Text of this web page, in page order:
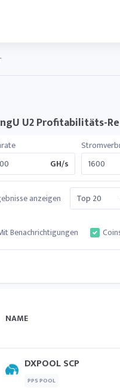
U2 Profitabilitäts-
GH/s
anzeigen
Benachrichtigungen
NAME
DXPOOL SCP
PPS POOL